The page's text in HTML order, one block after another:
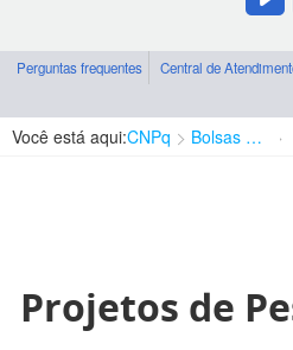
Perguntas frequentes Central de
Você está aqui:CNPq Bolsas e Auxílios Vigentes
Projetos de